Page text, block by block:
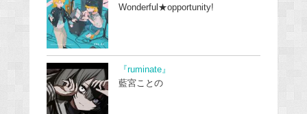
Wonderful★opportunity!
『ruminate』
藍宮ことの